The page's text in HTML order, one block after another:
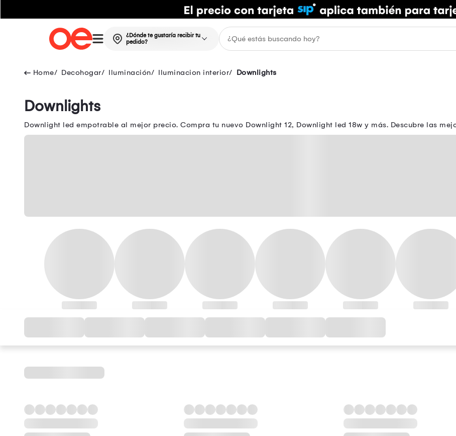
¿Dónde te gustaría recibir tu
pedido?
Decohogar Iluminación Iluminacion interior Downlights
Downlights
Downlight led empotrable al mejor precio. Compra tu nuevo Downlight 12, Downlight led 18w y más. Descubre las